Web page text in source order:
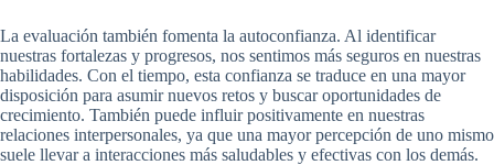
La evaluación también fomenta la autoconfianza. Al identificar
nuestras fortalezas y progresos, nos sentimos más seguros en nuestras
habilidades. Con el tiempo, esta confianza se traduce en una mayor
disposición para asumir nuevos retos y buscar oportunidades de
crecimiento. También puede influir positivamente en nuestras
relaciones interpersonales, ya que una mayor percepción de uno mismo
suele llevar a interacciones más saludables y efectivas con los demás.